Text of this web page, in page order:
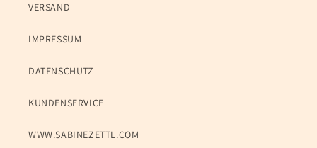
VERSAND
IMPRESSUM
DATENSCHUTZ
KUNDENSERVICE
WWW.SABINEZETTL.COM